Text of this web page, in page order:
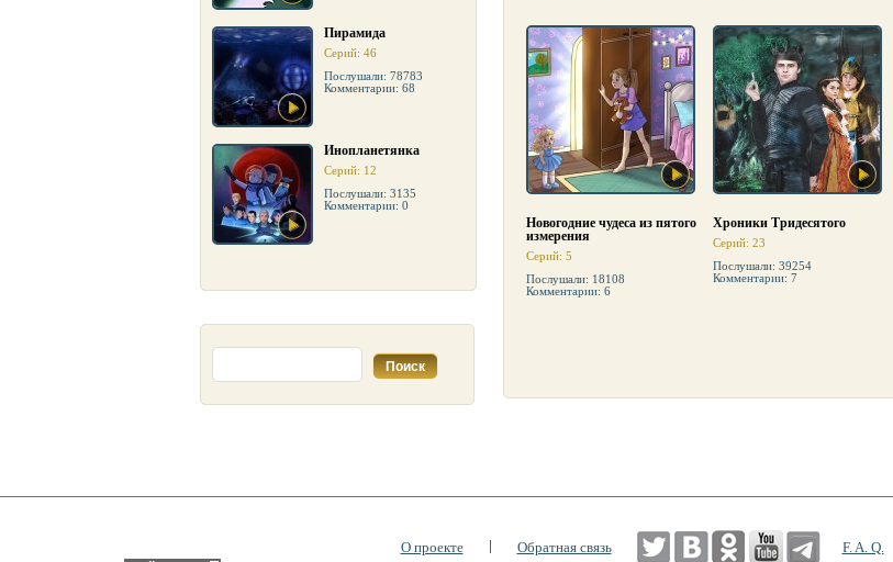
Пирамида
Серий: 46
Послушали: 78783
Комментарии: 68
Инопланетянка
Серий: 12
Послушали: 3135
Комментарии: 0
Новогодние чудеса из пятого
измерения
Серий: 5
Послушали: 18108
Комментарии: 6
Хроники Тридесятого
Серий: 23
Послушали: 39254
Комментарии: 7
О проекте | Обратная связь F. A. Q.